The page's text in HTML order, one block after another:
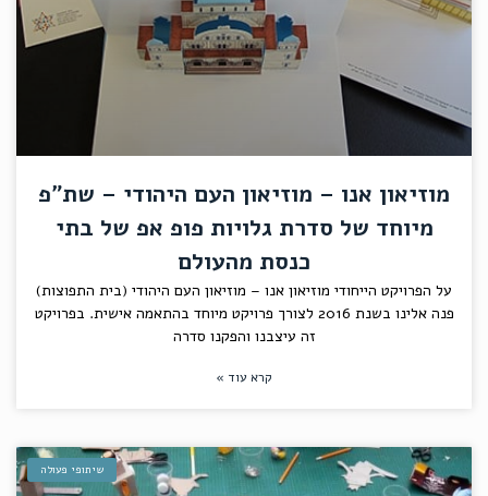
מוזיאון אנו – מוזיאון העם היהודי – שת"פ
מיוחד של סדרת גלויות פופ אפ של בתי
כנסת מהעולם
על הפרויקט הייחודי מוזיאון אנו – מוזיאון העם היהודי (בית התפוצות)
פנה אלינו בשנת 2016 לצורך פרויקט מיוחד בהתאמה אישית. בפרויקט
זה עיצבנו והפקנו סדרה
קרא עוד »
שיתופי פעולה